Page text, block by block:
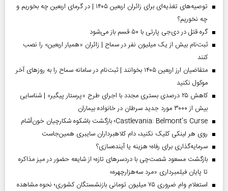
توصیه‌های تغذیه‌ای برای زائران اربعین ۱۴۰۵ | در گرمای اربعین چه بخوریم و
چه نخوریم؟
گره قتل در دی‌جی پارتی با ۵۰ قسم باز می‌شود
ثبت‌نام بیش از یک میلیون نفر در سماح | زائران «همیار اربعین» را نصب
کنند
متقاضیان ارز اربعین ۱۴۰۵ بخوانند | ثبت‌نام در سامانه سماح را به روز‌های آخر
موکول نکنید
کاهش ۲۵ درصدی بستری مجدد با اجرای طرح «پرستار پیگیر» | شناسایی
بیش از ۳۰۰۰ مورد جدید سرطان در خانواده بیماران
Castlevania: Belmont’s Curse؛ بازگشت باشکوه شکارچیان خون‌آشام
روی هر لینکی کلیک نکنید، دام کلاهبرداران سایبری همین‌جاست
سرمایه‌گذاری برای رفاه؛ هزینه یا آینده‌سازی؟
بازگشت مسعود شصت‌چی با دردسر‌های تازه؛ از شایعه حضور در میز مذاکره
تا پایان فیلمبرداری «مرد سه‌هزارچهره»
استعلام وام ضروری ۷۵ میلیون تومانی بازنشستگان کشوری؛ نحوه مشاهده